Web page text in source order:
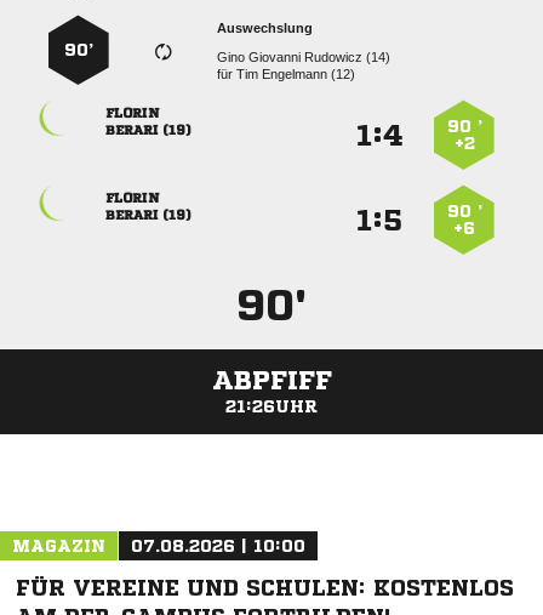
Auswechslung
   
für  
90’
90 ’
+2
:

 
90 ’
+6
:

 
90'
ABPFIFF
21:26UHR
MAGAZIN 07.08.2026 | 10:00
FÜR VEREINE UND SCHULEN: KOSTENLOS